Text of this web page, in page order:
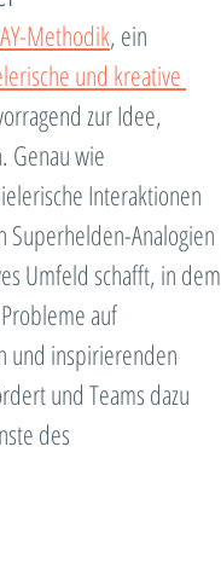
Methodik, ein
und kreative
zur Idee,
Genau wie
Interaktionen
Superhelden-Analogien
Umfeld schafft, in dem
auf
und inspirierenden
und Teams dazu
des